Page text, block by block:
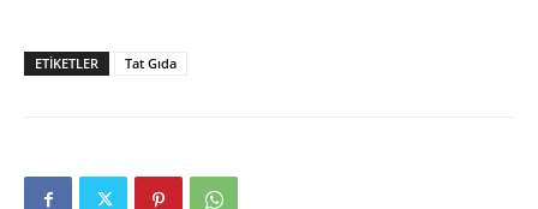
ETIKETLER Tat Gıda